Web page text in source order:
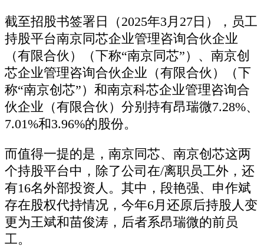
截至招股书签署日（2025年3月27日），员工
持股平台南京同芯企业管理咨询合伙企业
（有限合伙）（下称“南京同芯”）、南京创
芯企业管理咨询合伙企业（有限合伙）（下
称“南京创芯”）和南京科芯企业管理咨询合
伙企业（有限合伙）分别持有昂瑞微7.28%、
7.01%和3.96%的股份。
而值得一提的是，南京同芯、南京创芯这两
个持股平台中，除了公司在/离职员工外，还
有16名外部投资人。其中，段艳强、申作斌
存在股权代持情况，今年6月还原后持股人变
更为王斌和苗俊涛，后者系昂瑞微的前员
工。